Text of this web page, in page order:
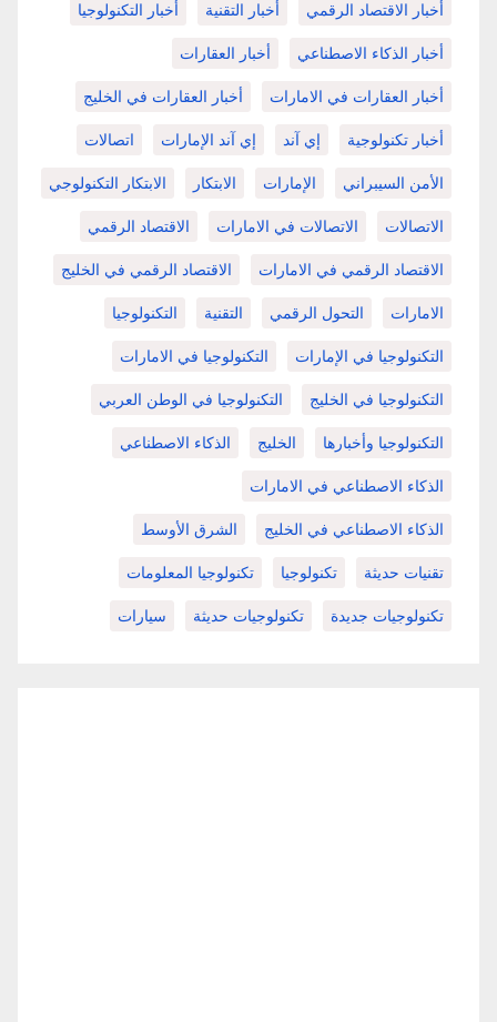
أخبار الاقتصاد الرقمي أخبار التقنية أخبار التكنولوجيا
أخبار الذكاء الاصطناعي أخبار العقارات
أخبار العقارات في الامارات أخبار العقارات في الخليج
أخبار تكنولوجية إي آند إي آند الإمارات اتصالات
الأمن السيبراني الإمارات الابتكار الابتكار التكنولوجي
الاتصالات الاتصالات في الامارات الاقتصاد الرقمي
الاقتصاد الرقمي في الامارات الاقتصاد الرقمي في الخليج
الامارات التحول الرقمي التقنية التكنولوجيا
التكنولوجيا في الإمارات التكنولوجيا في الامارات
التكنولوجيا في الخليج التكنولوجيا في الوطن العربي
التكنولوجيا وأخبارها الخليج الذكاء الاصطناعي
الذكاء الاصطناعي في الامارات
الذكاء الاصطناعي في الخليج الشرق الأوسط
تقنيات حديثة تكنولوجيا تكنولوجيا المعلومات
تكنولوجيات جديدة تكنولوجيات حديثة سيارات